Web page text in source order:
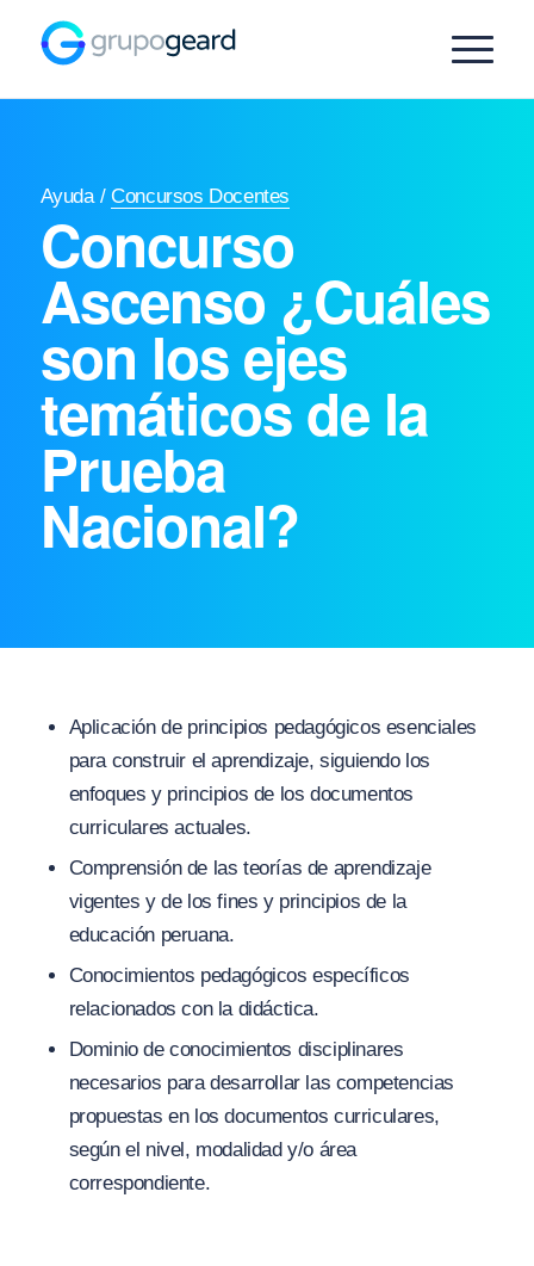
Ayuda / Concursos Docentes
Concurso
Ascenso ¿Cuáles
son los ejes
temáticos de la
Prueba
Nacional?
Aplicación de principios pedagógicos esenciales
para construir el aprendizaje, siguiendo los
enfoques y principios de los documentos
curriculares actuales.
Comprensión de las teorías de aprendizaje
vigentes y de los fines y principios de la
educación peruana.
Conocimientos pedagógicos específicos
relacionados con la didáctica.
Dominio de conocimientos disciplinares
necesarios para desarrollar las competencias
propuestas en los documentos curriculares,
según el nivel, modalidad y/o área
correspondiente.